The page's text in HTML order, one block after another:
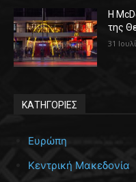
Η
της
31
ΚΑΤΗΓΟΡΙΕΣ
Ευρώπη
Κεντρική Μακεδονία